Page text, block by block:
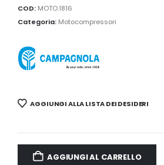
COD: MOTO.1816
Categoria: Motocompressori
AGGIUNGI ALLA LISTA DEI DESIDERI
AGGIUNGI AL CARRELLO